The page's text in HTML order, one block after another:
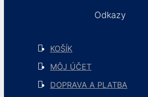
Odkazy
KOŠÍK
MÔJ ÚČET
DOPRAVA A PLATBA